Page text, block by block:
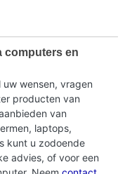
computers en
wensen, vragen
producten van
van
laptops,
kunt u zodoende
advies, of voor een